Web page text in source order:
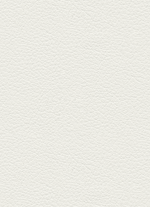
杯！ブ...
2025年9月26日放送
フォンダンエッグ＆二郎
系にんにくパスタ
北区麻生田の人気店『多酒多菜
満月』へ。『しろ』水割で乾
杯！出...
2025年9月5日放送
あくまのポテサラ＆変わ
り天ぷら盛り合わせ
武蔵小路の「たぬきと銀杏」で
自慢の「変わり天ぷら」を
「KAORU」...
2025年8月15日放送
お刺身盛り合わせ＆干物
盛りの七輪焼き
酒場通りの「食楽みかげ」は、
オーナーこだわりの魚料理が味
わえ...